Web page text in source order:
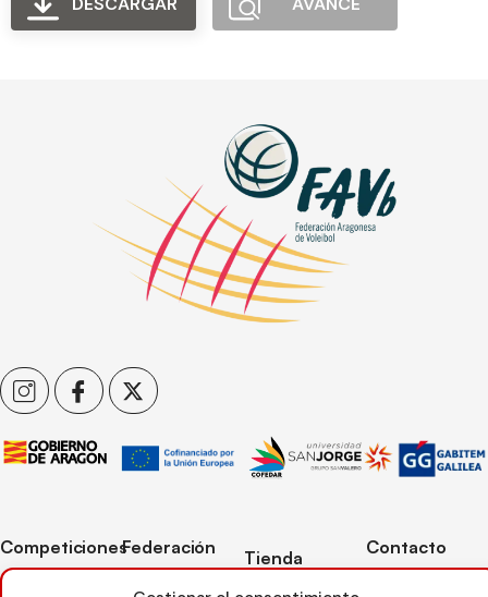
Competiciones
Competiciones
Federación
Tienda
Mi cuenta
Contacto